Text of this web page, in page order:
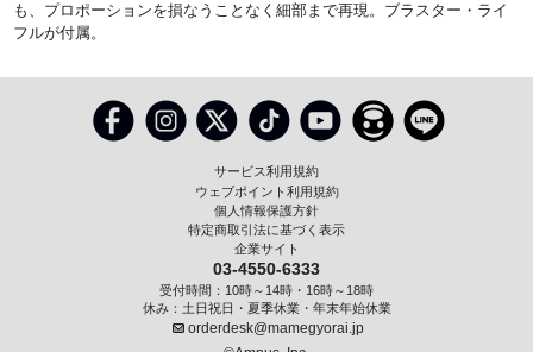
も、プロポーションを損なうことなく細部まで再現。ブラスター・ライ
フルが付属。
サービス利用規約
ウェブポイント利用規約
個人情報保護方針
特定商取引法に基づく表示
企業サイト
03-4550-6333
受付時間：10時～14時・16時～18時
休み：土日祝日・夏季休業・年末年始休業
orderdesk@mamegyorai.jp